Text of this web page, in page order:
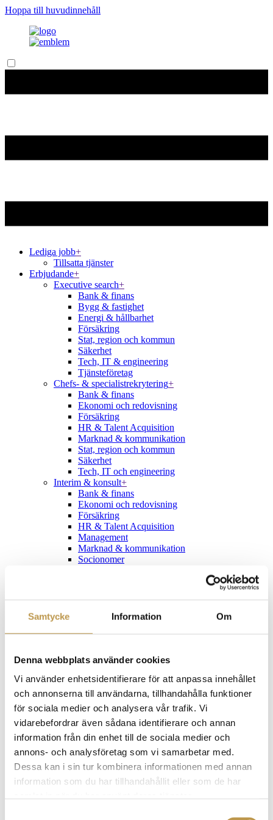
Samtycke Information Om
Denna webbplats använder cookies
Vi använder enhetsidentifierare för att anpassa innehållet
och annonserna till användarna, tillhandahålla funktioner
för sociala medier och analysera vår trafik. Vi
vidarebefordrar även sådana identifierare och annan
information från din enhet till de sociala medier och
annons- och analysföretag som vi samarbetar med.
Dessa kan i sin tur kombinera informationen med annan
information som du har tillhandahållit eller som de har
Hoppa till huvudinnehåll
Lediga jobb+
Tillsatta tjänster
Erbjudande+
Executive search+
Bank & finans
Bygg & fastighet
Energi & hållbarhet
Försäkring
Stat, region och kommun
Säkerhet
Tech, IT & engineering
Tjänsteföretag
Chefs- & specialistrekrytering+
Bank & finans
Ekonomi och redovisning
Försäkring
HR & Talent Acquisition
Marknad & kommunikation
Stat, region och kommun
Säkerhet
Tech, IT och engineering
Interim & konsult+
Bank & finans
Ekonomi och redovisning
Försäkring
HR & Talent Acquisition
Management
Marknad & kommunikation
Socionomer
Personalsäkerhet och riskbedömningar
Personbedömning och second opinion
Executive search
Bank & finans
Bygg & fastighet
Energi & hållbarhet
Försäkring
Stat, region och kommun
Säkerhet
Tech, IT & engineering
Tjänsteföretag
Chefs- & specialistrekrytering